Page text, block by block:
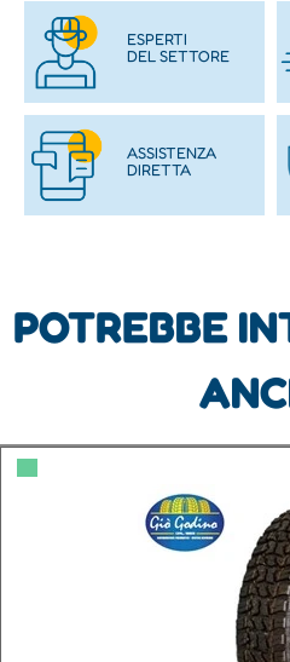
ESPERTI
DEL SETTORE
ASSISTENZA
DIRETTA
POTREBBE
▀